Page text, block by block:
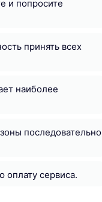
и попросите
принять всех
наиболее
последовательно
оплату сервиса.